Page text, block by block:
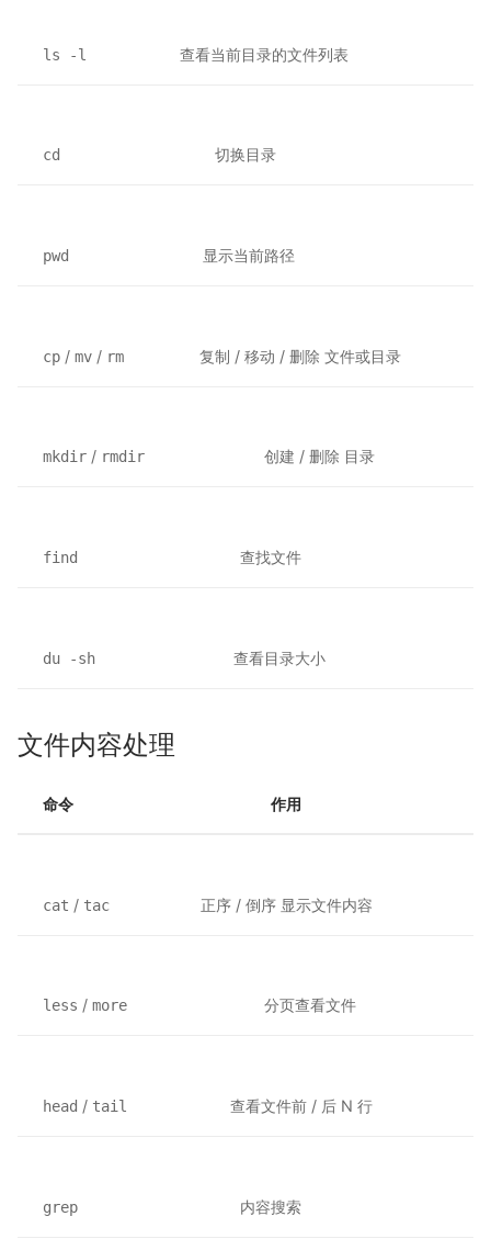
ls -l 查看当前目录的文件列表
cd 切换目录
pwd 显示当前路径
cp /mv / rm 复制 / 移动 / 删除 文件或目录
mkdir / rmdir 创建 / 删除 目录
find 查找文件
du -sh 查看目录大小
文件内容处理
命令 作用
cat / tac 正序 / 倒序 显示文件内容
less /more 分页查看文件
head / tail 查看文件前 / 后 N 行
grep 内容搜索